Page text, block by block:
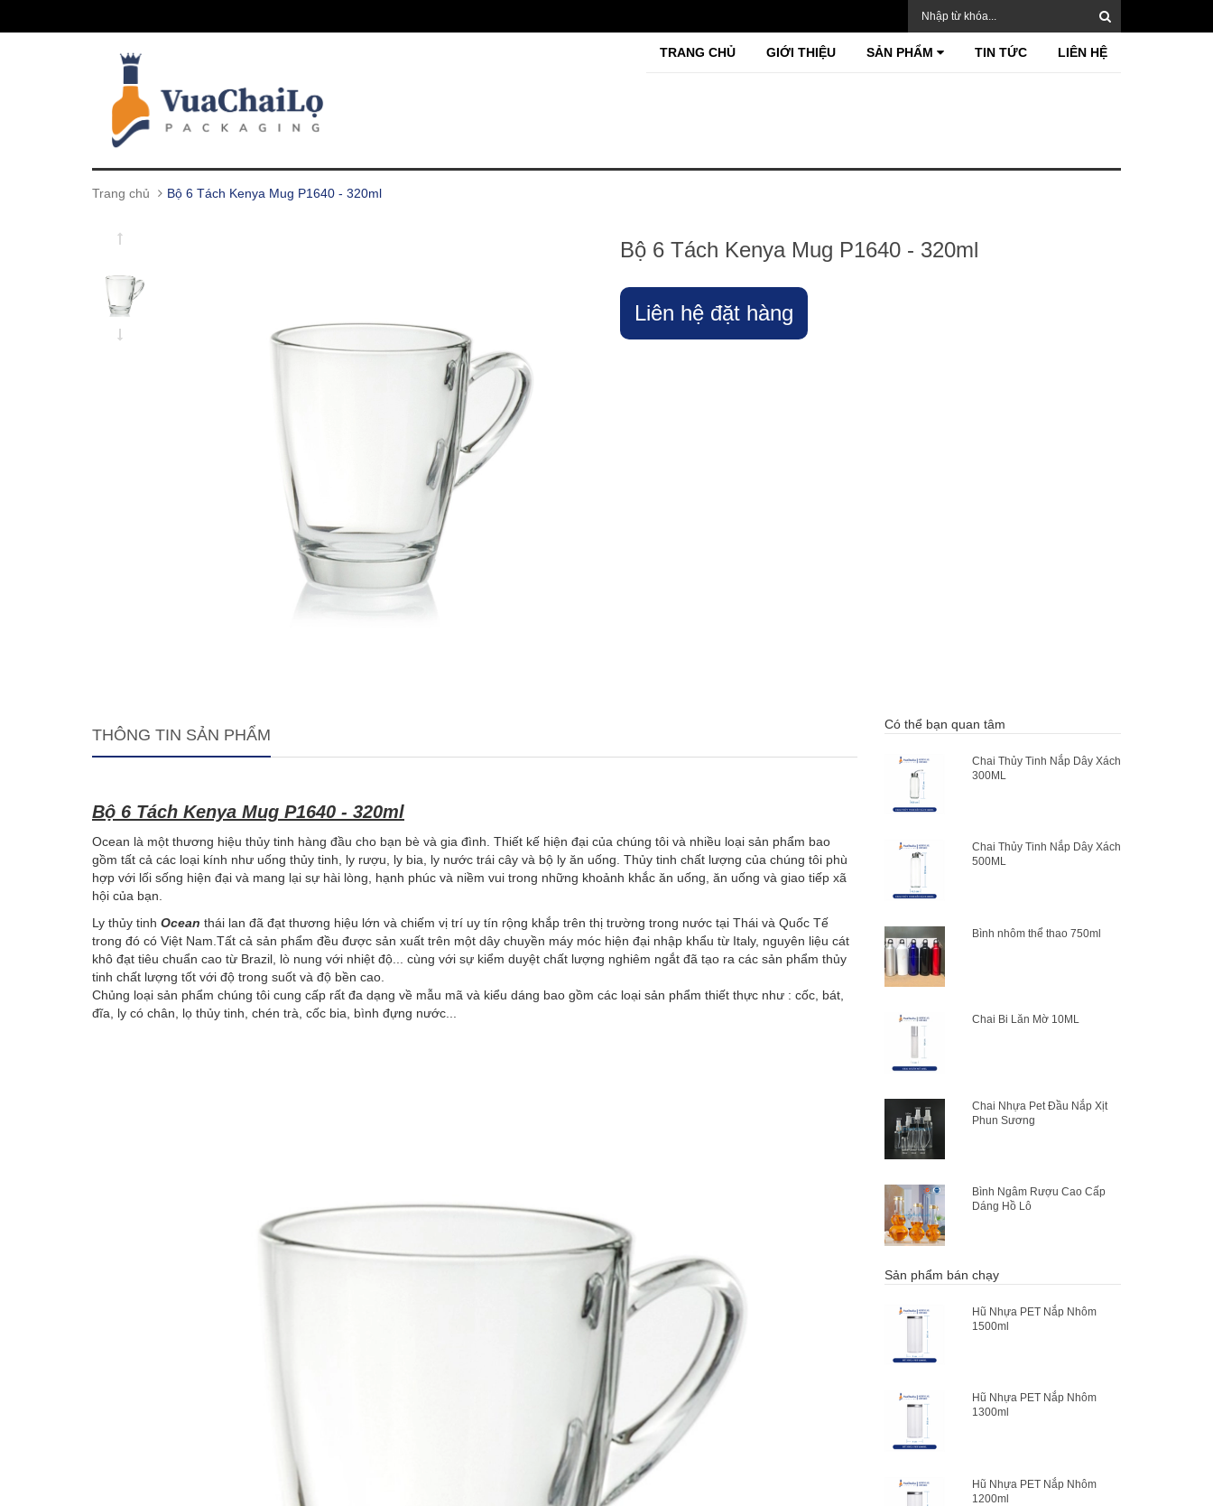
TRANG CHỦ GIỚI THIỆU SẢN PHẨM TIN TỨC LIÊN HỆ
Trang chủ Bộ 6 Tách Kenya Mug P1640 - 320ml
Bộ 6 Tách Kenya Mug P1640 - 320ml
Liên hệ đặt hàng
THÔNG TIN SẢN PHẨM
Bộ 6 Tách Kenya Mug P1640 - 320ml
Ocean là một thương hiệu thủy tinh hàng đầu cho bạn bè và gia đình. Thiết kế hiện đại của chúng tôi và nhiều loại sản phẩm bao
gồm tất cả các loại kính như uống thủy tinh, ly rượu, ly bia, ly nước trái cây và bộ ly ăn uống. Thủy tinh chất lượng của chúng tôi phù
hợp với lối sống hiện đại và mang lại sự hài lòng, hạnh phúc và niềm vui trong những khoảnh khắc ăn uống, ăn uống và giao tiếp xã
hội của bạn.
Ly thủy tinh Ocean thái lan đã đạt thương hiệu lớn và chiếm vị trí uy tín rộng khắp trên thị trường trong nước tại Thái và Quốc Tế
trong đó có Việt Nam.Tất cả sản phẩm đều được sản xuất trên một dây chuyền máy móc hiện đại nhập khẩu từ Italy, nguyên liệu cát
khô đạt tiêu chuẩn cao từ Brazil, lò nung với nhiệt độ... cùng với sự kiểm duyệt chất lượng nghiêm ngắt đã tạo ra các sản phẩm thủy
tinh chất lượng tốt với độ trong suốt và độ bền cao.
Chủng loại sản phẩm chúng tôi cung cấp rất đa dạng về mẫu mã và kiểu dáng bao gồm các loại sản phẩm thiết thực như : cốc, bát,
đĩa, ly có chân, lọ thủy tinh, chén trà, cốc bia, bình đựng nước...
Có thể bạn quan tâm
Chai Thủy Tinh Nắp Dây Xách
300ML
Chai Thủy Tinh Nắp Dây Xách
500ML
Bình nhôm thể thao 750ml
Chai Bi Lăn Mờ 10ML
Chai Nhựa Pet Đầu Nắp Xịt
Phun Sương
Bình Ngâm Rượu Cao Cấp
Dáng Hồ Lô
Sản phẩm bán chạy
Hũ Nhựa PET Nắp Nhôm
1500ml
Hũ Nhựa PET Nắp Nhôm
1300ml
Hũ Nhựa PET Nắp Nhôm
1200ml